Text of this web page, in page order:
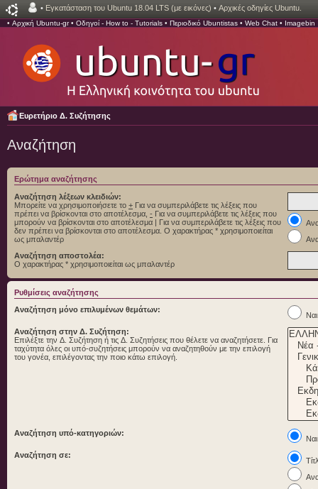
• Εγκατάσταση του Ubuntu 18.04 LTS (με εικόνες) • Αρχικές οδηγίες Ubuntu.
• Αρχική Ubuntu-gr• Οδηγοί - How to - Tutorials • Περιοδικό Ubuntistas • Web Chat • Imagebin
Ευρετήριο Δ. Συζήτησης
Αναζήτηση
Ερώτημα αναζήτησης
Αναζήτηση λέξεων κλειδιών:
Μπορείτε να χρησιμοποιήσετε το + Για να συμπεριλάβετε τις λέξεις που
πρέπει να βρίσκονται στο αποτέλεσμα, - Για να συμπεριλάβετε τις λέξεις που
μπορούν να βρίσκονται στο αποτέλεσμα | Για να συμπεριλάβετε τις λέξεις που
δεν πρέπει να βρίσκονται στο αποτέλεσμα. Ο χαρακτήρας * χρησιμοποιείται
ως μπαλαντέρ
Αναζήτηση αποστολέα:
Ο χαρακτήρας * χρησιμοποιείται ως μπαλαντέρ
Ρυθμίσεις αναζήτησης
Αναζήτηση μόνο επιλυμένων θεμάτων:
Ναι
Αναζήτηση στην Δ. Συζήτηση:
Επιλέξτε την Δ. Συζήτηση ή τις Δ. Συζητήσεις που θέλετε να αναζητήσετε. Για
ταχύτητα όλες οι υπό-συζητήσεις μπορούν να αναζητηθούν με την επιλογή
του γονέα, επιλέγοντας την ποιο κάτω επιλογή.
Αναζήτηση υπό-κατηγοριών:
Ναι
Αναζήτηση σε: